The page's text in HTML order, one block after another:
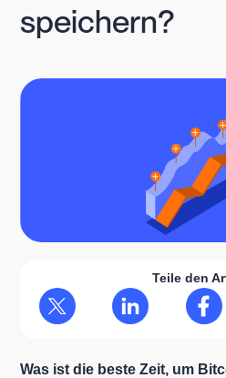
speichern?
Teile den
Was ist die beste Zeit, um